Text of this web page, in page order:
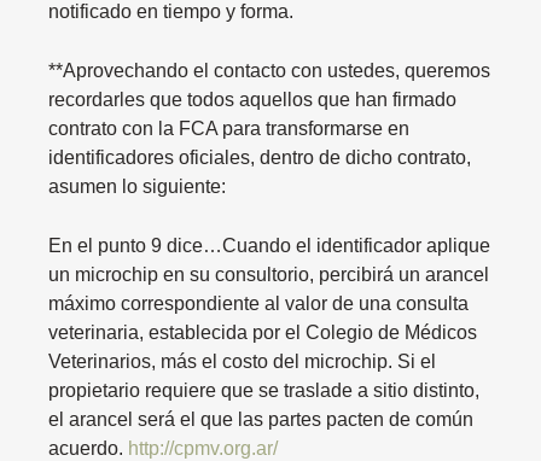
notificado en tiempo y forma.
**Aprovechando el contacto con ustedes, queremos
recordarles que todos aquellos que han firmado
contrato con la FCA para transformarse en
identificadores oficiales, dentro de dicho contrato,
asumen lo siguiente:
En el punto 9 dice…Cuando el identificador aplique
un microchip en su consultorio, percibirá un arancel
máximo correspondiente al valor de una consulta
veterinaria, establecida por el Colegio de Médicos
Veterinarios, más el costo del microchip. Si el
propietario requiere que se traslade a sitio distinto,
el arancel será el que las partes pacten de común
acuerdo. http://cpmv.org.ar/